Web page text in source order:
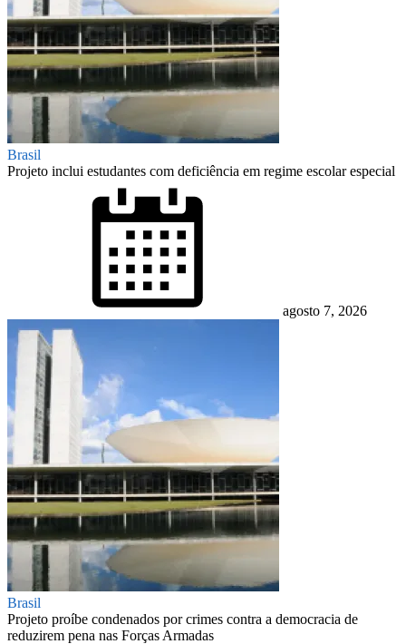
Brasil
Projeto inclui estudantes com deficiência em regime escolar especial
agosto 7, 2026
Brasil
Projeto proíbe condenados por crimes contra a democracia de
reduzirem pena nas Forças Armadas